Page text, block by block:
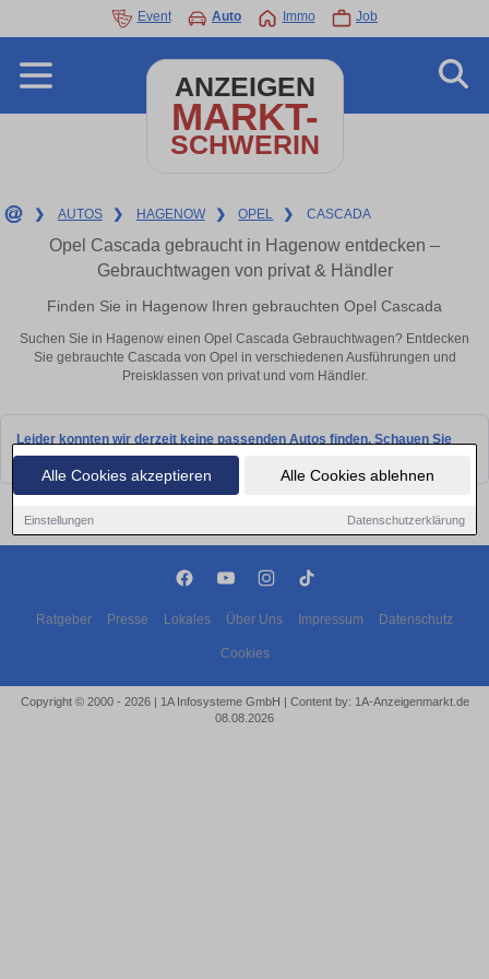
Alle Cookies akzeptieren Alle Cookies ablehnen
Einstellungen Datenschutzerklärung
Event Auto Immo Job
ANZEIGEN
MARKT-
SCHWERIN
❯ AUTOS ❯ HAGENOW ❯ OPEL ❯ CASCADA
Opel Cascada gebraucht in Hagenow entdecken –
Gebrauchtwagen von privat & Händler
Finden Sie in Hagenow Ihren gebrauchten Opel Cascada
Suchen Sie in Hagenow einen Opel Cascada Gebrauchtwagen? Entdecken
Sie gebrauchte Cascada von Opel in verschiedenen Ausführungen und
Preisklassen von privat und vom Händler.
Leider konnten wir derzeit keine passenden Autos finden. Schauen Sie
bald wieder vorbei!
Ratgeber Presse Lokales Über Uns Impressum Datenschutz
Cookies
Copyright © 2000 - 2026 | 1A Infosysteme GmbH | Content by: 1A-Anzeigenmarkt.de
08.08.2026